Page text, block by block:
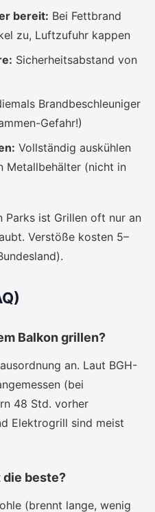
bereit: Bei Fettbrand
zu, Luftzufuhr kappen
Sicherheitsabstand von
Brandbeschleuniger
Gefahr!)
Vollständig auskühlen
Metallbehälter (nicht in
Parks ist Grillen oft nur an
Verstöße kosten 5–
Balkon grillen?
an. Laut BGH-
(bei
48 Std. vorher
Elektrogrill sind meist
die beste?
(brennt lange, wenig